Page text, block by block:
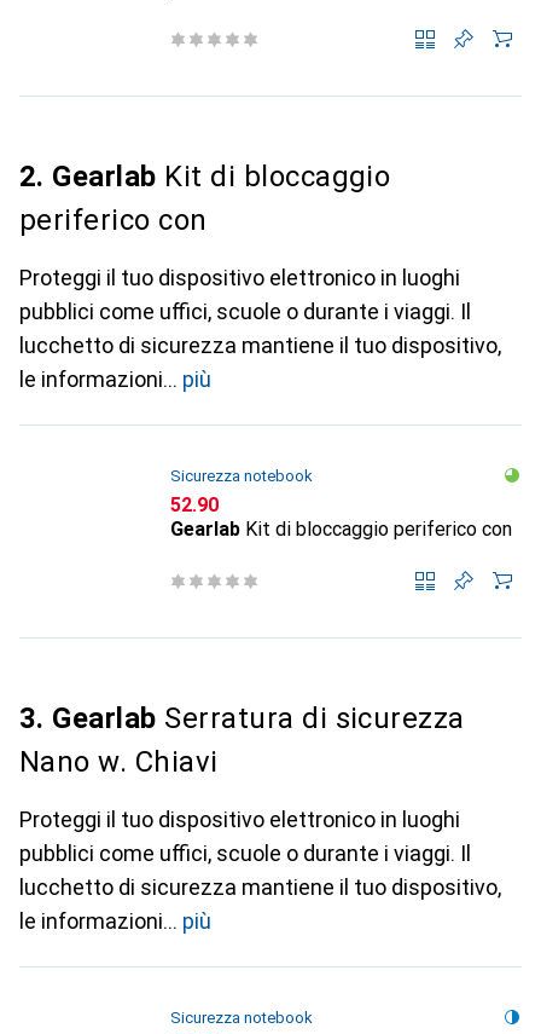
2. Gearlab Kit di bloccaggio
periferico con
Proteggi il tuo dispositivo elettronico in luoghi
pubblici come uffici, scuole o durante i viaggi. Il
lucchetto di sicurezza mantiene il tuo dispositivo,
le informazioni
più
Sicurezza notebook
CHF
52.90
Gearlab Kit di bloccaggio periferico con
3. Gearlab Serratura di sicurezza
Nano w. Chiavi
Proteggi il tuo dispositivo elettronico in luoghi
pubblici come uffici, scuole o durante i viaggi. Il
lucchetto di sicurezza mantiene il tuo dispositivo,
le informazioni
più
Sicurezza notebook